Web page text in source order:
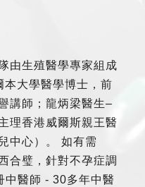
由生殖醫學專家組成
本大學醫學博士，前
講師；龍炳梁醫生–
理香港威爾斯親王醫
中心）。 如有需
合璧，針對不孕症調
中醫師 - 30多年中醫